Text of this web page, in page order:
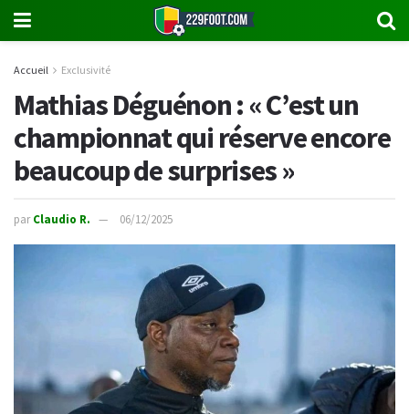
Accueil Exclusivité
Mathias Déguénon : « C’est un
championnat qui réserve encore
beaucoup de surprises »
par Claudio R. 06/12/2025